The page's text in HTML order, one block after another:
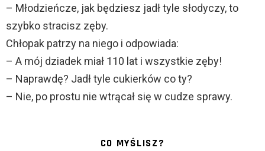
– Młodzieńcze, jak będziesz jadł tyle słodyczy, to
szybko stracisz zęby.
Chłopak patrzy na niego i odpowiada:
– A mój dziadek miał 110 lat i wszystkie zęby!
– Naprawdę? Jadł tyle cukierków co ty?
– Nie, po prostu nie wtrącał się w cudze sprawy.
CO MYŚLISZ?